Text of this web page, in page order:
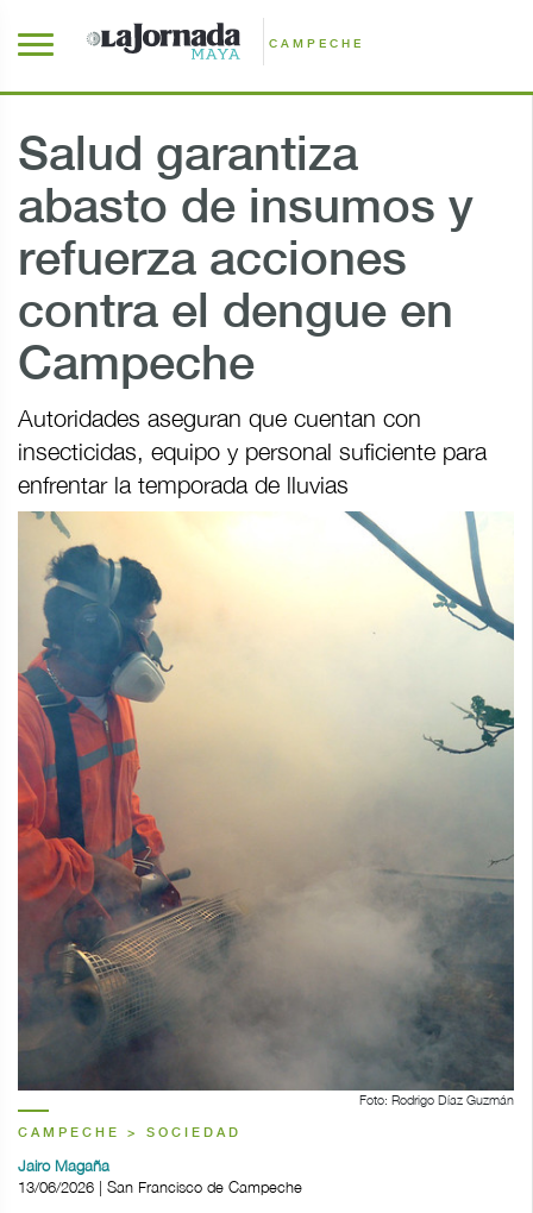
CAMPECHE
Salud garantiza
abasto de insumos y
refuerza acciones
contra el dengue en
Campeche
Autoridades aseguran que cuentan con
insecticidas, equipo y personal suficiente para
enfrentar la temporada de lluvias
Foto: Rodrigo Díaz Guzmán
CAMPECHE > SOCIEDAD
Jairo Magaña
13/06/2026 | San Francisco de Campeche